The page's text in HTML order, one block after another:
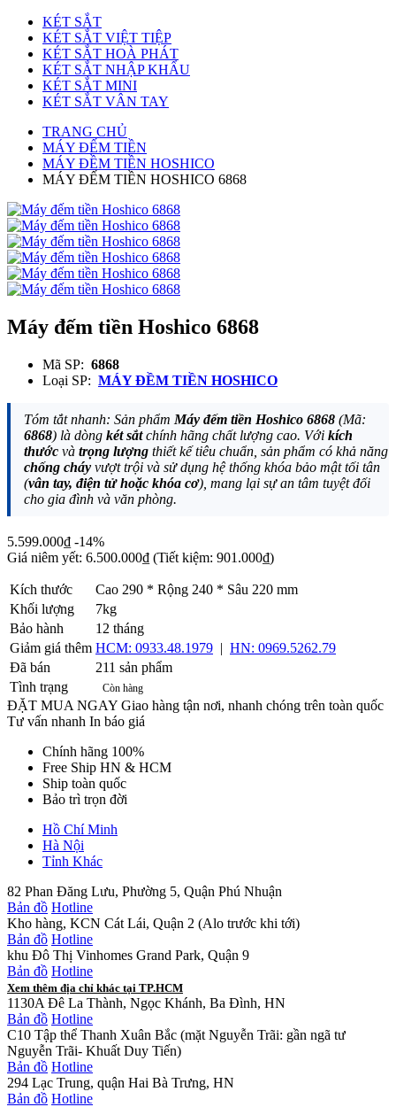
KÉT SẮT
KÉT SẮT VIỆT TIỆP
KÉT SẮT HOÀ PHÁT
KÉT SẮT NHẬP KHẨU
KÉT SẮT MINI
KÉT SẮT VÂN TAY
TRANG CHỦ
MÁY ĐẾM TIỀN
MÁY ĐỀM TIỀN HOSHICO
MÁY ĐẾM TIỀN HOSHICO 6868
Máy đếm tiền Hoshico 6868
Mã SP: 6868
Loại SP: MÁY ĐỀM TIỀN HOSHICO
Tóm tắt nhanh: Sản phẩm Máy đếm tiền Hoshico 6868 (Mã:
6868) là dòng két sắtchính hãng chất lượng cao. Với kích
thước và trọng lượng thiết kế tiêu chuẩn, sản phẩm có khả năng
chống cháy vượt trội và sử dụng hệ thống khóa bảo mật tối tân
(vân tay, điện tử hoặc khóa cơ), mang lại sự an tâm tuyệt đối
cho gia đình và văn phòng.
5.599.000₫ -14%
Giá niêm yết: 6.500.000₫ (Tiết kiệm: 901.000₫)
Kích thước
Cao 290 * Rộng 240 * Sâu 220 mm
Khối lượng
7kg
Bảo hành
12 tháng
Giảm giá thêm HCM: 0933.48.1979 | HN: 0969.5262.79
Đã bán
211 sản phẩm
Tình trạng
Còn hàng
ĐẶT MUA NGAY Giao hàng tận nơi, nhanh chóng trên toàn quốc
Tư vấn nhanh In báo giá
Chính hãng 100%
Free Ship HN & HCM
Ship toàn quốc
Bảo trì trọn đời
Hồ Chí Minh
Hà Nội
Tỉnh Khác
82 Phan Đăng Lưu, Phường 5, Quận Phú Nhuận
Bản đồ Hotline
Kho hàng, KCN Cát Lái, Quận 2 (Alo trước khi tới)
Bản đồ Hotline
khu Đô Thị Vinhomes Grand Park, Quận 9
Bản đồ Hotline
Xem thêm địa chỉ khác tại TP.HCM
1130A Đê La Thành, Ngọc Khánh, Ba Đình, HN
Bản đồ Hotline
C10 Tập thể Thanh Xuân Bắc (mặt Nguyễn Trãi: gần ngã tư
Nguyễn Trãi- Khuất Duy Tiến)
Bản đồ Hotline
294 Lạc Trung, quận Hai Bà Trưng, HN
Bản đồ Hotline